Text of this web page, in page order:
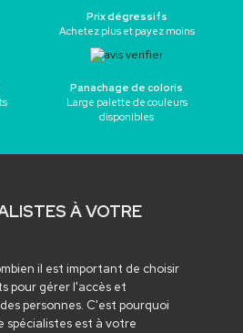
Prix dégressifs
Achetez plus et payez moins
Panachage de coloris
Large palette de couleurs
disponibles
À VOTRE
il est important de choisir
pour gérer l'accès et
personnes. C'est pourquoi
spécialistes est à votre